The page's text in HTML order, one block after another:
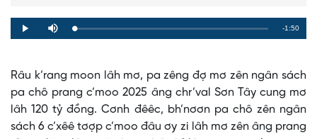
Play Mute Loaded:
0%
Progress:
0%
Remaining
-1:50
Râu k’rang moon lâh mơ, pa zêng đợ mơ zên ngân sách
pa chô prang c’moo 2025 âng chr’val Sơn Tây cung mơ
lâh 120 tỷ đồng. Cơnh đêêc, bh’nơơn pa chô zên ngân
sách 6 c’xêê tơợp c’moo đâu ơy zi lâh mơ zên âng prang